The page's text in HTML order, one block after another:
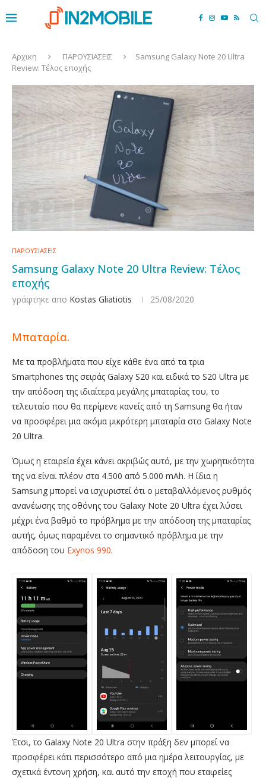
Αρχικη ΠΑΡΟΥΣΙΑΣΕΙΣ
Samsung Galaxy Note 20 Ultra
Review: Τέλος εποχής
ΠΑΡΟΥΣΙΑΣΕΙΣ
Samsung Galaxy Note 20 Ultra Review: Τέλος
εποχής
γράφτηκε απο Kostas Gliatiotis 25/08/2020
Μπαταρία.
Με τα προβλήματα που είχε κάθε ένα από τα τρια
Smartphones της σειράς Galaxy S20 και ειδικά το S20 Ultra με
την απόδοση της ιδιαίτερα μεγάλης μπαταρίας του, το
τελευταίο που θα περίμενε κανείς από τη Samsung θα ήταν
να προσφέρει μια ακόμα μικρότερη μπαταρία στο Galaxy Note
20 Ultra.
Όμως η εταιρεία έχει κάνει ακριβώς αυτό, με την χωρητικότητα
της να είναι πλέον στα 4.500 από 5.000 mAh. Η ίδια η
Samsung μπορεί να ισχυριστεί ότι ο μεταβαλλόμενος ρυθμός
ανανέωσης της οθόνης του Galaxy Note 20 Ultra έχει λύσει
μέχρι ένα βαθμό το πρόβλημα με την απόδοση της μπαταρίας
αυτής, όμως παραμένει το σημαντικό πρόβλημα με την
απόδοση του Exynos 990.
Έτσι, το Galaxy Note 20 Ultra στην πράξη δεν μπορεί να
προσφέρει κάτι περισσότερο από μια ημέρα λειτουργίας, με
σχετικά έντονη χρήση, και αυτό την εποχή που εταιρείες